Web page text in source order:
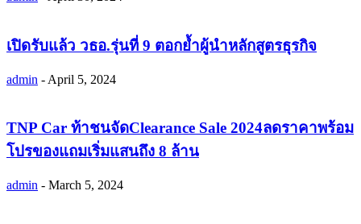
เปิดรับแล้ว วธอ.รุ่นที่ 9 ตอกย้ำผู้นำหลักสูตรธุรกิจ
admin - April 5, 2024
TNP Car ท้าชนจัดClearance Sale 2024ลดราคาพร้อม
โปรของแถมเริ่มแสนถึง 8 ล้าน
admin - March 5, 2024